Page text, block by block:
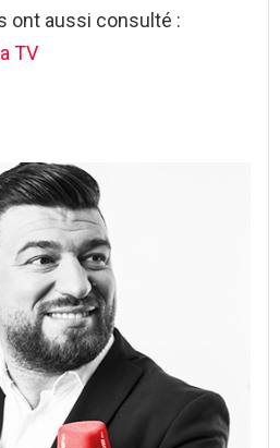
ont aussi consulté :
TV